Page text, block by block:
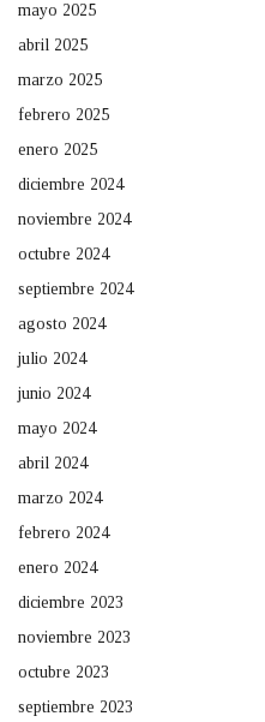
mayo 2025
abril 2025
marzo 2025
febrero 2025
enero 2025
diciembre 2024
noviembre 2024
octubre 2024
septiembre 2024
agosto 2024
julio 2024
junio 2024
mayo 2024
abril 2024
marzo 2024
febrero 2024
enero 2024
diciembre 2023
noviembre 2023
octubre 2023
septiembre 2023